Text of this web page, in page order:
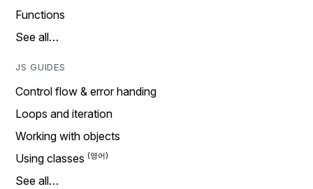
Functions
See all…
JS GUIDES
Control flow & error handing
Loops and iteration
Working with objects
Using classes
See all…